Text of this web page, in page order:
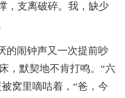
，支离破碎。我，缺少
闹钟声又一次提前吵
，默契地不肯打鸣。“六
窝里嘀咕着，“爸，今